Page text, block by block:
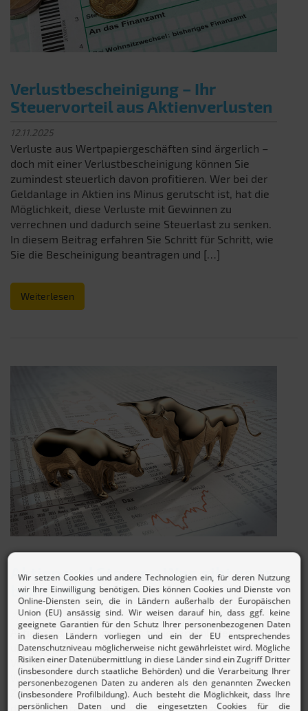
Verlustbescheinigung – Ihr
Steuervorteil aus Aktienverlusten
12.11.2025
Verluste aus Wertpapiergeschäften sind ärgerlich –
doch mit einer Verlustbescheinigung können Sie
zumindest steuerlich davon profitieren. Wer bei der
Geldanlage in Aktien ins Minus gerutscht ist, hat die
Möglichkeit, diese Verluste mit Gewinnen zu
verrechnen und dadurch seine Steuerlast zu senken.
In diesem Beitrag erfahren Sie Schritt für Schritt, wie
Sie die Bescheinigung beantragen und […]
Weiterlesen
Aktien und Steuer – Was gibt es zu
beachten?
26.08.2025
Aktien und Steuer gehören für jeden Anleger
unweigerlich zusammen, denn jeder Kauf und
Verkauf von Aktien kann steuerliche Folgen haben.
Wer die wichtigsten Regeln kennt, spart nicht nur
Zeit und Nerven, sondern oft auch bares Geld. In
diesem Beitrag erfahren Sie, wie Aktiengewinne